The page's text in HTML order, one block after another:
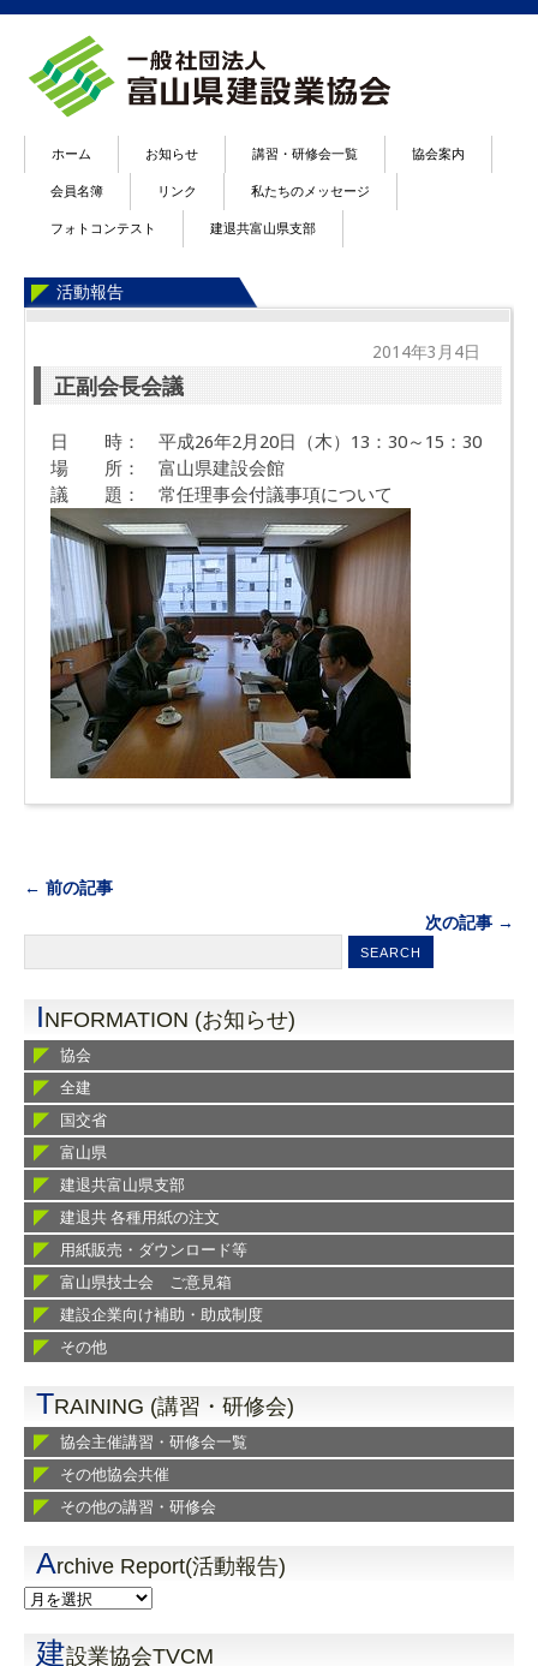
ホーム お知らせ 講習・研修会一覧 協会案内
会員名簿 リンク 私たちのメッセージ
フォトコンテスト 建退共富山県支部
活動報告
2014年3月4日
正副会長会議
日 時： 平成26年2月20日（木）13：30～15：30
場 所： 富山県建設会館
議 題： 常任理事会付議事項について
← 前の記事
次の記事 →
INFORMATION (お知らせ)
協会
全建
国交省
富山県
建退共富山県支部
建退共 各種用紙の注文
用紙販売・ダウンロード等
富山県技士会 ご意見箱
建設企業向け補助・助成制度
その他
TRAINING (講習・研修会)
協会主催講習・研修会一覧
その他協会共催
その他の講習・研修会
Archive Report(活動報告)
建設業協会TVCM